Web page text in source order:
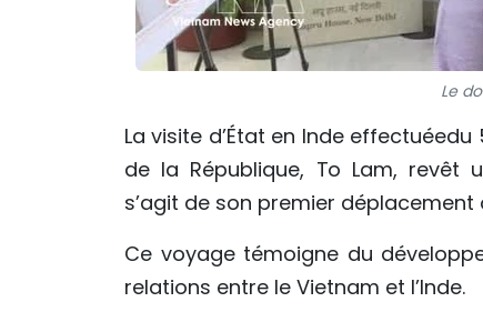
Le
La visite d’État en Inde
de la République, To Lam, revêt
s’agit de son premier
Ce voyage témoigne du
relations entre le Vietnam et l’Inde.